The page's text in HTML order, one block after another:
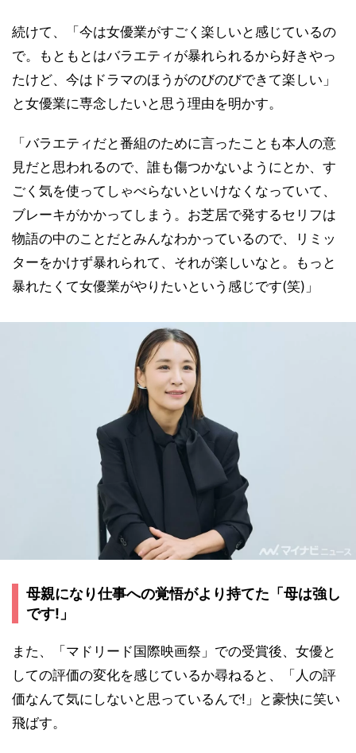
続けて、「今は女優業がすごく楽しいと感じているの
で。もともとはバラエティが暴れられるから好きやっ
たけど、今はドラマのほうがのびのびできて楽しい」
と女優業に専念したいと思う理由を明かす。
「バラエティだと番組のために言ったことも本人の意
見だと思われるので、誰も傷つかないようにとか、す
ごく気を使ってしゃべらないといけなくなっていて、
ブレーキがかかってしまう。お芝居で発するセリフは
物語の中のことだとみんなわかっているので、リミッ
ターをかけず暴れられて、それが楽しいなと。もっと
暴れたくて女優業がやりたいという感じです(笑)」
母親になり仕事への覚悟がより持てた「母は強し
です!」
また、「マドリード国際映画祭」での受賞後、女優と
しての評価の変化を感じているか尋ねると、「人の評
価なんて気にしないと思っているんで!」と豪快に笑い
飛ばす。